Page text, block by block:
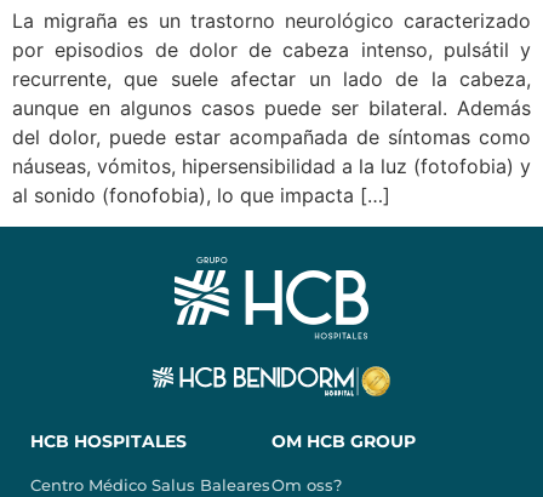
La migraña es un trastorno neurológico caracterizado
por episodios de dolor de cabeza intenso, pulsátil y
recurrente, que suele afectar un lado de la cabeza,
aunque en algunos casos puede ser bilateral. Además
del dolor, puede estar acompañada de síntomas como
náuseas, vómitos, hipersensibilidad a la luz (fotofobia) y
al sonido (fonofobia), lo que impacta […]
HCB HOSPITALES
Centro Médico Salus Baleares
OM HCB GROUP
Om oss?